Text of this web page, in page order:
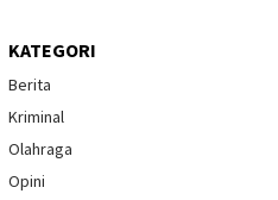
KATEGORI
Berita
Kriminal
Olahraga
Opini